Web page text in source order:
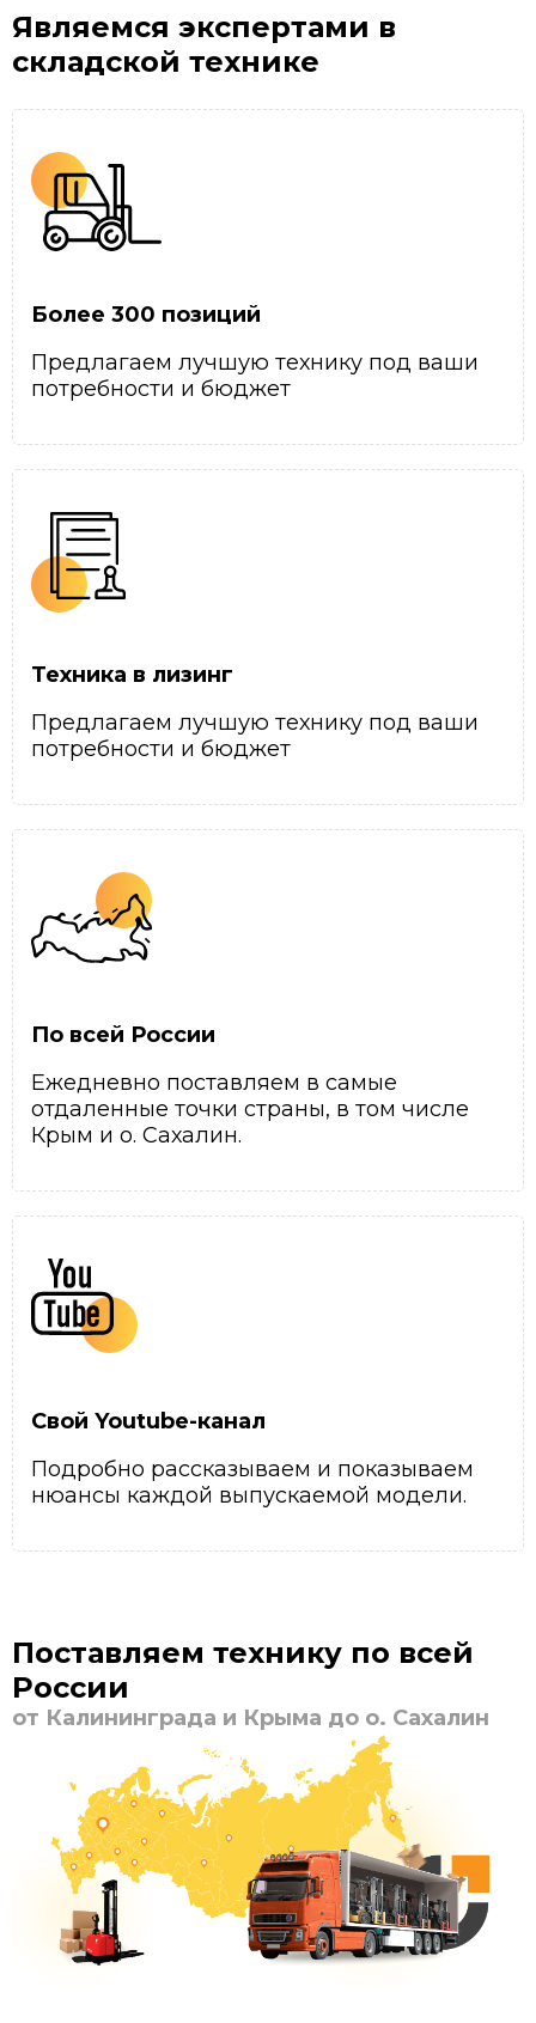
Являемся экспертами в
складской технике
Более 300 позиций
Предлагаем лучшую технику под ваши
потребности и бюджет
Техника в лизинг
Предлагаем лучшую технику под ваши
потребности и бюджет
По всей России
Ежедневно поставляем в самые
отдаленные точки страны, в том числе
Крым и о. Сахалин.
Свой Youtube-канал
Подробно рассказываем и показываем
нюансы каждой выпускаемой модели.
Поставляем технику по всей
России
от Калининграда и Крыма до о. Сахалин